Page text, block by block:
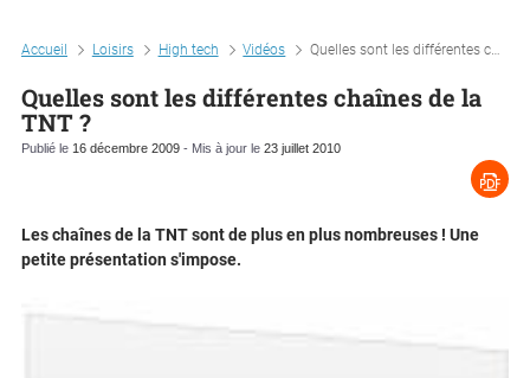
Accueil Loisirs High tech Vidéos Quelles sont les différentes chaînes de la tnt ?
Quelles sont les différentes chaînes de la
TNT ?
Publié le 16 décembre 2009 - Mis à jour le 23 juillet 2010
Les chaînes de la TNT sont de plus en plus nombreuses ! Une
petite présentation s'impose.